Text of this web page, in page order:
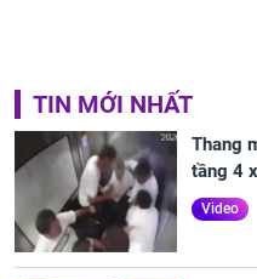
TIN MỚI NHẤT
Thang
tầng 4
Video